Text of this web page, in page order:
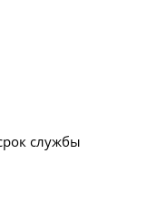
службы